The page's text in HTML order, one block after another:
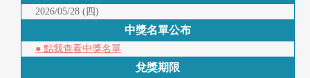
2026/05/28 (四)
中獎名單公布
● 點我查看中獎名單
兌獎期限